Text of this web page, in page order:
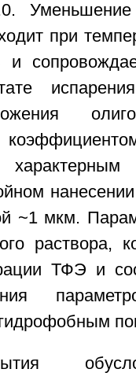
при
~1 мкм.
раствора,
ТФЭ и